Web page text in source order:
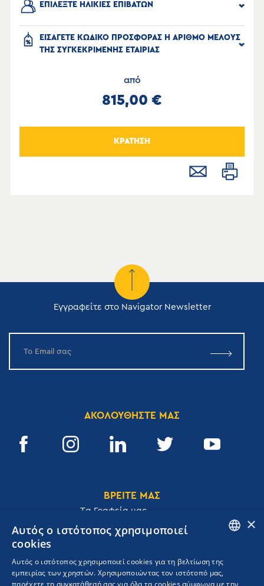
ΕΠΙΛΕΞΤΕ ΗΛΙΚΙΕΣ ΕΠΙΒΑΤΩΝ
ΕΙΣΑΓΕΤΕ ΚΩΔΙΚΟ ΠΡΟΣΦΟΡΑΣ Η ΑΡΙΘΜΟ ΜΕΛΟΥΣ
ΤΗΣ ΣΥΓΚΕΚΡΙΜΕΝΗΣ ΕΤΑΙΡΙΑΣ
από
815,00 €
ΚΡΑΤΗΣΗ
Εγγραφείτε στο Navigator Newsletter
ΑΚΟΛΟΥΘΗΣΤΕ ΜΑΣ
ΒΡΕΙΤΕ ΜΑΣ
Tα Γραφεία μας
Ακαδημίας 32, 106 72, Αθήνα, Ελλάδα
T. +30 210 3609801 GREEK
×
Αυτός ο ιστότοπος χρησιμοποιεί
cookies
Αυτός ο ιστότοπος χρησιμοποιεί cookies για τη βελτίωση της
εμπειρίας των χρηστών. Χρησιμοποιώντας τον ιστότοπό μας,
παρέχετε τη συγκατάθεσή σας για όλα τα cookies σύμφωνα με την